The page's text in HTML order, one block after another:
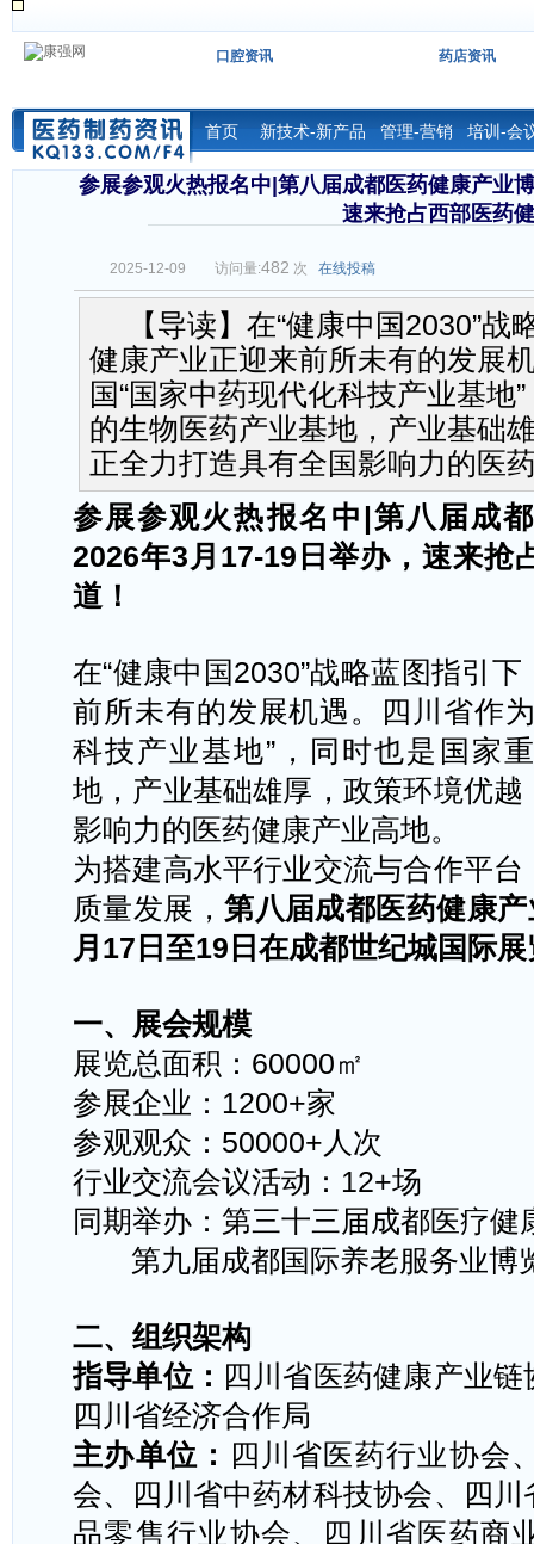
口腔资讯 药店资讯
首页 新技术-新产品 管理-营销 培训-会
参展参观火热报名中|第八届成都医药健康产业
速来抢占西部医药
2025-12-09 访问量:482 次 在线投稿
【导读】在“健康中国2030”
健康产业正迎来前所未有的发展
国“国家中药现代化科技产业基地
的生物医药产业基地，产业基础
正全力打造具有全国影响力的医
参展参观火热报名 中|第八届成
2026年3 月 17-19 日举办，速来抢
道！
在“健康中国2030”战略蓝图指引下
前所未有的发展机遇。四川省作
科技产业基地” ，同时也是国家
地，产业基础雄厚，政策环境优
影响力的医药健康产业高地。
为搭建高水平行业交流与合作平
质量发展，第八届成都医药健康
月 17 日至19 日在成都世纪城国际
一、展会规模
展览总面积： 60000㎡
参展企业： 1200+家
参观观众： 50000+ 人次
行业交流会议活动： 12+场
同期举办：第三十三届成都医疗健
第九届成都国际养老服务业博
二、组织架构
指导单位： 四川省医药健康产业
四川省经济合作局
主办单位： 四川省医药行业协会
会、四川省中药材科技协会、四
品零售行业协会、四川省医药商